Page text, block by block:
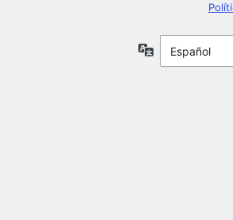
Idioma